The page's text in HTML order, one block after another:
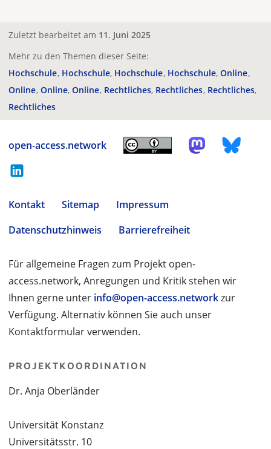
Zuletzt bearbeitet am 11. Juni 2025
Mehr zu den Themen dieser Seite:
Hochschule Hochschule Hochschule Hochschule Online
Online Online Online Rechtliches Rechtliches Rechtliches
Rechtliches
open-access.network
Kontakt Sitemap
Impressum
Datenschutzhinweis
Barrierefreiheit
Für allgemeine Fragen zum Projekt open-
access.network, Anregungen und Kritik stehen wir
Ihnen gerne unter info@open-access.networkzur
Verfügung. Alternativ können Sie auch unser
Kontaktformular verwenden.
PROJEKTKOORDINATION
Dr. Anja Oberländer
Universität Konstanz
Universitätsstr. 10